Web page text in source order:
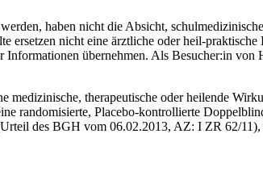
haben nicht die Absicht,
nicht eine ärztliche oder heil-
übernehmen. Als Besucher:in von
therapeutische oder heilende
randomisierte, Placebo-kontrollierte
des BGH vom 06.02.2013, AZ: I ZR 62/